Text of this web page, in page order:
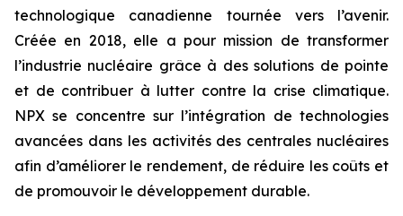
technologique canadienne tournée vers l’avenir.
Créée en 2018, elle a pour mission de transformer
l’industrie nucléaire grâce à des solutions de pointe
et de contribuer à lutter contre la crise climatique.
NPX se concentre sur l’intégration de technologies
avancées dans les activités des centrales nucléaires
afin d’améliorer le rendement, de réduire les coûts et
de promouvoir le développement durable.